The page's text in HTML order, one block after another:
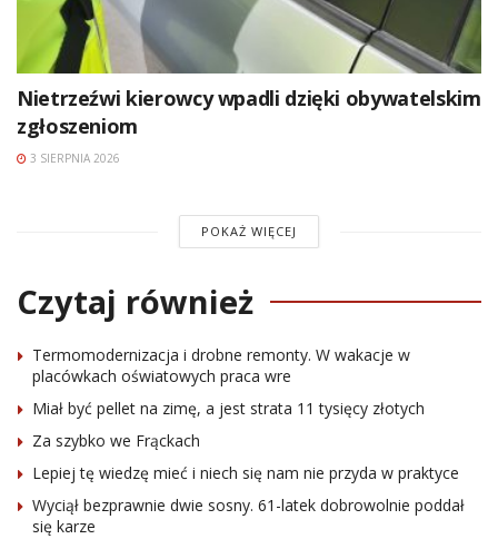
Nietrzeźwi kierowcy wpadli dzięki obywatelskim
zgłoszeniom
3 SIERPNIA 2026
POKAŻ WIĘCEJ
Czytaj również
Termomodernizacja i drobne remonty. W wakacje w
placówkach oświatowych praca wre
Miał być pellet na zimę, a jest strata 11 tysięcy złotych
Za szybko we Frąckach
Lepiej tę wiedzę mieć i niech się nam nie przyda w praktyce
Wyciął bezprawnie dwie sosny. 61-latek dobrowolnie poddał
się karze